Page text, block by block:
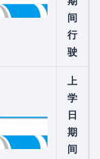
间
行
驶
上
学
日
期
间